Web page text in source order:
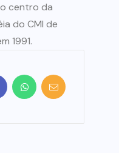
centro da
do CMI de
1991.